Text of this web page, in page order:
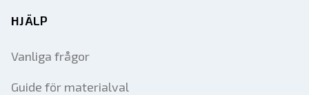
HJÄLP
Vanliga frågor
Guide för materialval